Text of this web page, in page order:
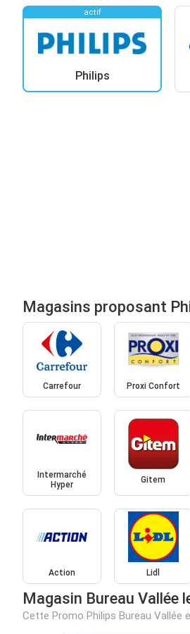
actif
Philips
Magasins proposant
Carrefour Proxi Confort
Intermarché
Hyper
Gitem
Action Lidl
Magasin Bureau Vallée
Cette Promo Philips Bureau